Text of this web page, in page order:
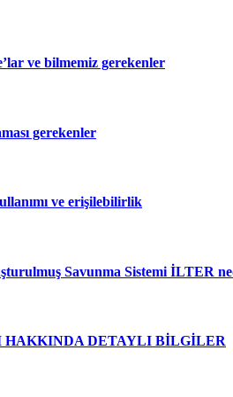
ve bilmemiz gerekenler
gerekenler
ve erişilebilirlik
Savunma Sistemi İLTER
HAKKINDA DETAYLI BİLGİLER